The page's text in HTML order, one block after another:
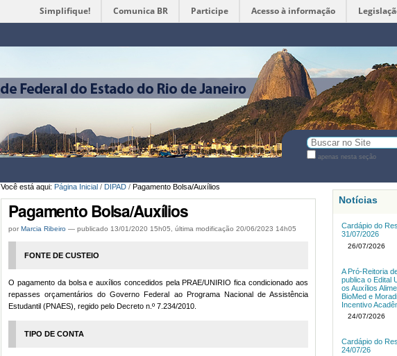
Simplifique! Comunica BR Participe Acesso à informação
Busca
apenas nesta seção
Você está aqui: Página Inicial / DIPAD /Pagamento Bolsa/Auxílios
Pagamento Bolsa/Auxílios
porMarcia Ribeiro —publicado 13/01/2020 15h05,última modificação 20/06/2023 14h05
FONTE DE CUSTEIO
O pagamento da bolsa e auxílios concedidos pela PRAE/UNIRIO fica condicionado aos
repasses orçamentários do Governo Federal ao Programa Nacional de Assistência
Estudantil (PNAES), regido pelo Decreto n.º 7.234/2010.
TIPO DE CONTA
Notícias
Cardápio do
31/07/2026
26/07/2026
A Pró-Reitoria
publica o Edital
os Auxílios
BioMed e
Incentivo
24/07/2026
Cardápio do
24/07/26